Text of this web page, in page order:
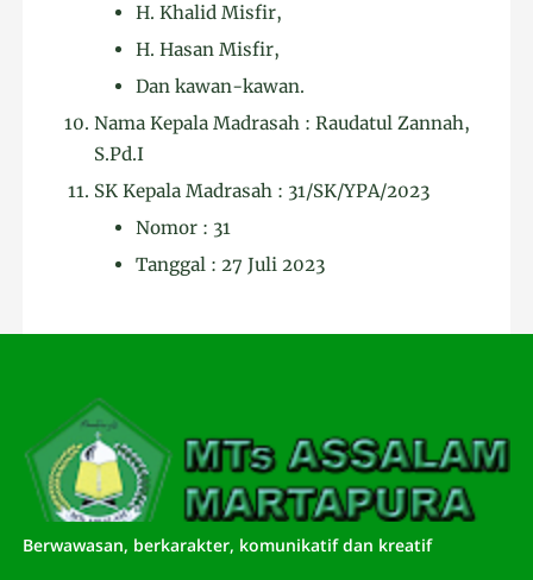
H. Khalid Misfir,
H. Hasan Misfir,
Dan kawan-kawan.
Nama Kepala Madrasah : Raudatul Zannah,
S.Pd.I
SK Kepala Madrasah : 31/SK/YPA/2023
Nomor : 31
Tanggal : 27 Juli 2023
Berwawasan, berkarakter, komunikatif dan kreatif